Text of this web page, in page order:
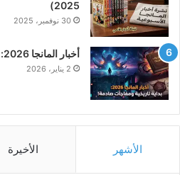
2025)
30 نوفمبر، 2025
أخبار المانجا 2026: بداية تاريخية ومفاجآت صادمة!
2 يناير، 2026
الأشهر الأخيرة